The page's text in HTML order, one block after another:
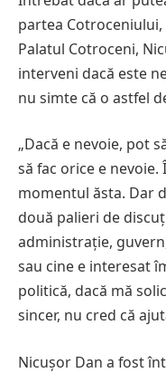
partea
Palatul Cotroceni,
interveni dacă este
nu simte că o astfel
„Dacă e nevoie, pot
să fac orice e
momentul ăsta. Dar
două palieri de
administrație,
sau cine e interesat
politică, dacă mă
sincer, nu cred că
Nicușor Dan a fost